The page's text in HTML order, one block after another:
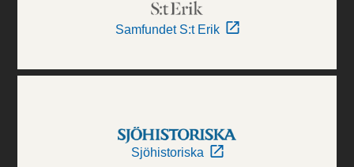
Samfundet S:t Erik
Sjöhistoriska